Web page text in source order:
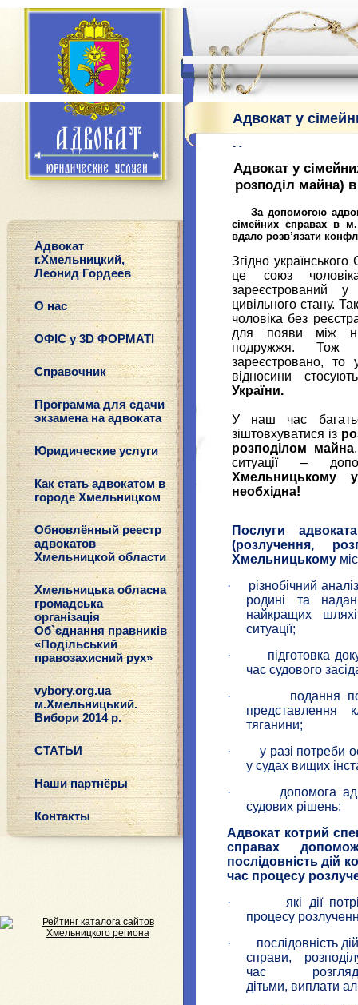
Адвокат
г.Хмельницкий,
Леонид Гордеев
О нас
ОФІС у 3D ФОРМАТІ
Справочник
Программа для сдачи
экзамена на адвоката
Юридические услуги
Как стать адвокатом в
городе Хмельницком
Обновлённый реестр
адвокатов
Хмельницкой области
Хмельницька обласна
громадська
організація
Об`єднання правників
«Подільський
правозахисний рух»
vybory.org.ua
м.Хмельницький.
Вибори 2014 р.
СТАТЬИ
Наши партнёры
Контакты
Адвокат у
Хмельницькому.
Адвокат у
розподіл майна)
За допомогою а
сімейних справах в
вдало розв’язати
Згідно
це союз
зареєстрований у
цивільного стану.
чоловіка без
для появи між
подружжя.
зареєстровано, то
відносини
України.
У наш час
зіштовхуватися із
розподілом майна
ситуації –
Хмельницькому у
необхідна!
Послуги
(розлучення,
Хмельницькому
·
різнобічний
родині та
найкращих
ситуації;
·
підготовка
час судового
·
подання
представлення
тяганини;
·
у разі потреби
у судах вищих
·
допомога
судових рішень;
Адвокат котрий
справах
послідовність дій
час процесу
·
які дії
процесу
·
послідовність
справи,
час розгляду
дітьми, виплати